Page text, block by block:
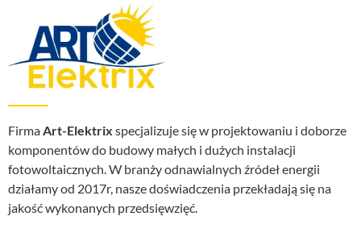
FirmaArt-Elektrix specjalizuje się w projektowaniu i doborze
komponentów do budowy małych i dużych instalacji
fotowoltaicznych. W branży odnawialnych źródeł energii
działamy od 2017r, nasze doświadczenia przekładają się na
jakość wykonanych przedsięwzięć.